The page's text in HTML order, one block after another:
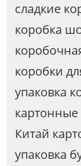
сладкие
коробка
коробки
упаковка
Китай
упаковка